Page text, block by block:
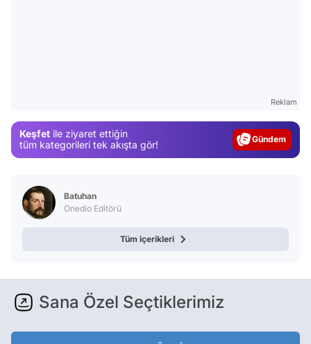
Reklam
Keşfet ile ziyaret ettiğin
tüm kategorileri tek akışta gör!
Gündem
Batuhan
Onedio Editörü
Tüm içerikleri
Sana Özel Seçtiklerimiz